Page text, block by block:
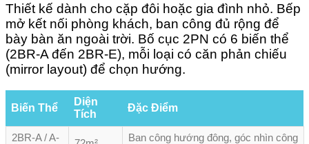
Thiết kế dành cho cặp đôi hoặc gia đình nhỏ. Bếp
mở kết nối phòng khách, ban công đủ rộng để
bày bàn ăn ngoài trời. Bố cục 2PN có 6 biến thể
(2BR-A đến 2BR-E), mỗi loại có căn phản chiếu
(mirror layout) để chọn hướng.
Biến Thể
Diện
Tích
Đặc Điểm
2BR-A / A-
Ban công hướng đông, góc nhìn công